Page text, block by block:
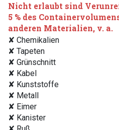
Nicht erlaubt sind
5 % des
anderen Materialien, v. a.
✘ Chemikalien
✘ Tapeten
✘ Grünschnitt
✘ Kabel
✘ Kunststoffe
✘ Metall
✘ Eimer
✘ Kanister